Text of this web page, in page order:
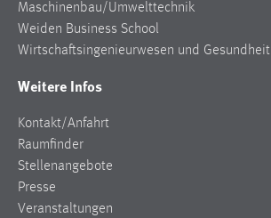
Maschinenbau/Umwelttechnik
Weiden Business School
Wirtschaftsingenieurwesen und Gesundheit
Weitere Infos
Kontakt/Anfahrt
Raumfinder
Stellenangebote
Presse
Veranstaltungen